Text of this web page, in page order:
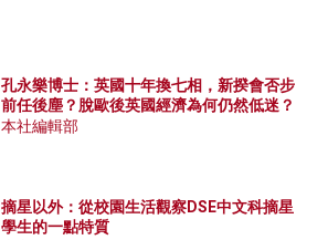
孔永樂博士：英國十年換七相，新揆會否步
前任後塵？脫歐後英國經濟為何仍然低迷？
本社編輯部
摘星以外：從校園生活觀察DSE中文科摘星
學生的一點特質